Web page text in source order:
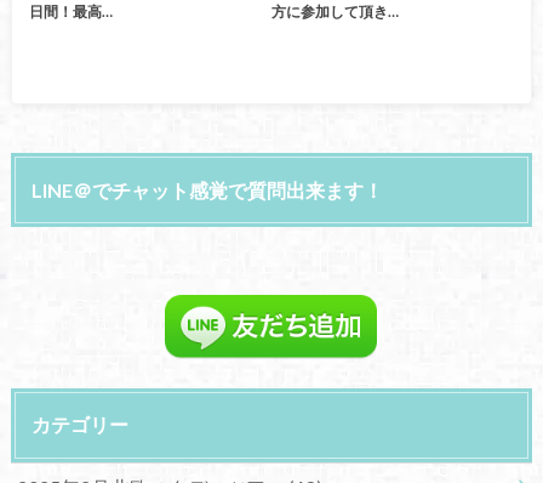
日間！最高…
方に参加して頂き…
LINE＠でチャット感覚で質問出来ます！
カテゴリー